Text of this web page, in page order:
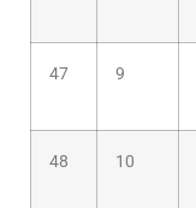
47 9
48 10